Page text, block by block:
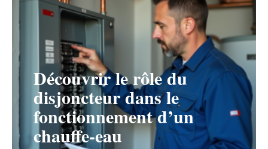
Découvrir le rôle du
disjoncteur dans le
fonctionnement d’un
chauffe-eau